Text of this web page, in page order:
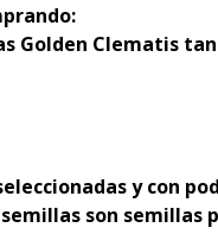
Golden Clematis
y con
son semillas